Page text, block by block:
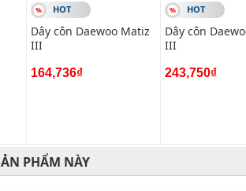
Chân- Hai Bà Trưng- Hà Nội
HOT
Dây côn Daewoo Matiz
III
164,736₫
HOT
Dây côn
III
243,750₫
PHẨM NÀY